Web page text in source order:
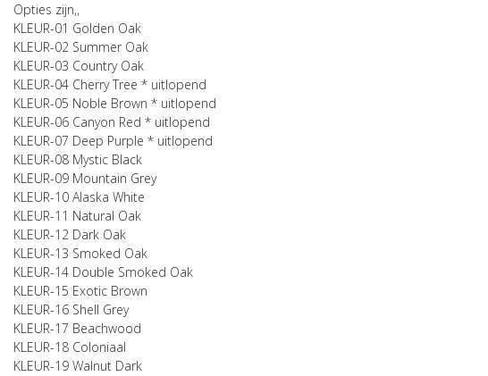
Opties zijn,,
KLEUR-01 Golden Oak
KLEUR-02 Summer Oak
KLEUR-03 Country Oak
KLEUR-04 Cherry Tree * uitlopend
KLEUR-05 Noble Brown * uitlopend
KLEUR-06 Canyon Red * uitlopend
KLEUR-07 Deep Purple * uitlopend
KLEUR-08 Mystic Black
KLEUR-09 Mountain Grey
KLEUR-10 Alaska White
KLEUR-11 Natural Oak
KLEUR-12 Dark Oak
KLEUR-13 Smoked Oak
KLEUR-14 Double Smoked Oak
KLEUR-15 Exotic Brown
KLEUR-16 Shell Grey
KLEUR-17 Beachwood
KLEUR-18 Coloniaal
KLEUR-19 Walnut Dark